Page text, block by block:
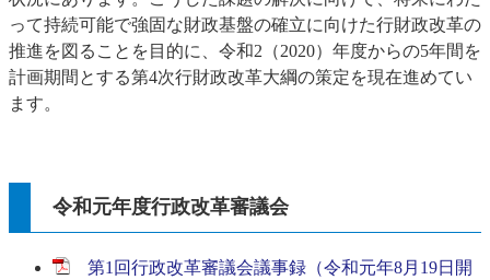
って持続可能で強固な財政基盤の確立に向けた行財政改革の
推進を図ることを目的に、令和2（2020）年度からの5年間を
計画期間とする第4次行財政改革大綱の策定を現在進めてい
ます。
令和元年度行政改革審議会
第1回行政改革審議会議事録（令和元年8月19日開